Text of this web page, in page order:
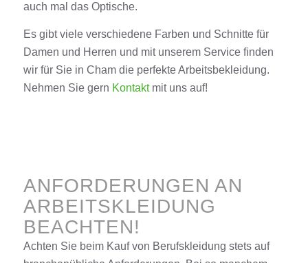
auch mal das Optische.
Es gibt viele verschiedene Farben und Schnitte für
Damen und Herren und mit unserem Servicefinden
wir für Sie in Chamdie perfekte Arbeitsbekleidung.
Nehmen Sie gern Kontaktmit uns auf!
ANFORDERUNGEN AN
ARBEITSKLEIDUNG
BEACHTEN!
Achten Sie beim Kauf von Berufskleidung stets auf